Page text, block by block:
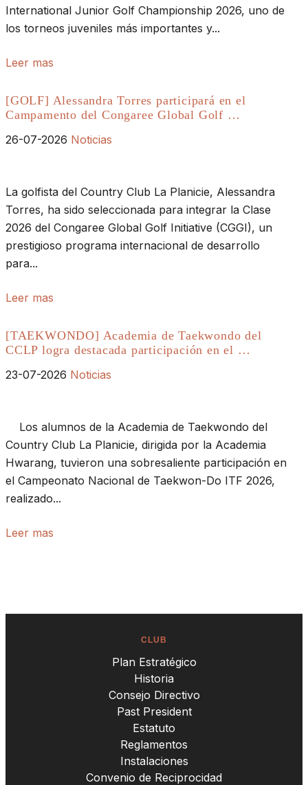
International Junior Golf Championship 2026, uno de
los torneos juveniles más importantes y...
Leer mas
[GOLF] Alessandra Torres participará en el
Campamento del Congaree Global Golf …
26-07-2026 Noticias
La golfista del Country Club La Planicie, Alessandra
Torres, ha sido seleccionada para integrar la Clase
2026 del Congaree Global Golf Initiative (CGGI), un
prestigioso programa internacional de desarrollo
para...
Leer mas
[TAEKWONDO] Academia de Taekwondo del
CCLP logra destacada participación en el …
23-07-2026 Noticias
Los alumnos de la Academia de Taekwondo del
Country Club La Planicie, dirigida por la Academia
Hwarang, tuvieron una sobresaliente participación en
el Campeonato Nacional de Taekwon-Do ITF 2026,
realizado...
Leer mas
CLUB
Plan Estratégico
Historia
Consejo Directivo
Past President
Estatuto
Reglamentos
Instalaciones
Convenio de Reciprocidad